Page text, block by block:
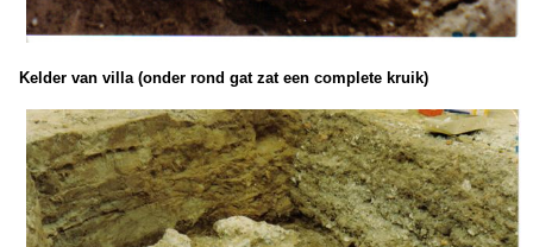
Kelder van villa (onder rond gat zat een complete kruik)